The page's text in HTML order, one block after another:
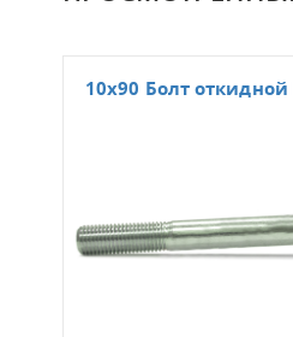
10x90 Болт откидной